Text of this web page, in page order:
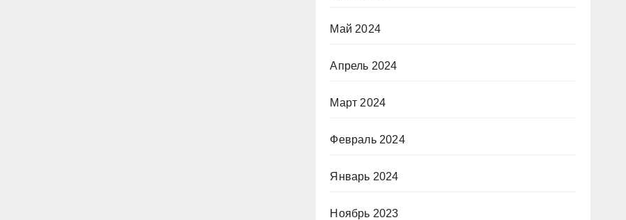
Май 2024
Апрель 2024
Март 2024
Февраль 2024
Январь 2024
Ноябрь 2023